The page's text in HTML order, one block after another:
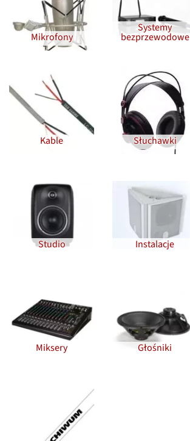
Mikrofony
Systemy
bezprzewodowe
Kable Słuchawki
Studio Instalacje
Miksery Głośniki